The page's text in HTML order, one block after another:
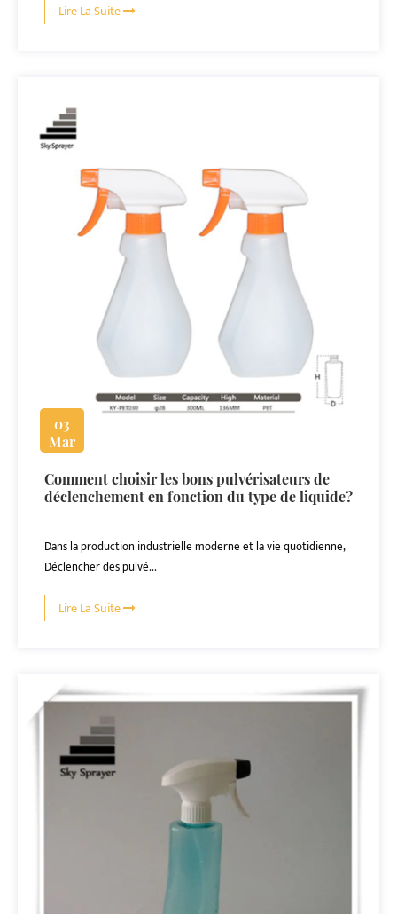
Lire La Suite
03
Mar
Comment choisir les bons pulvérisateurs de
déclenchement en fonction du type de liquide?
Dans la production industrielle moderne et la vie quotidienne,
Déclencher des pulvé...
Lire La Suite